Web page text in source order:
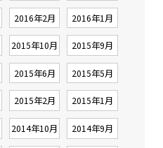
2016年2月 2016年1月
2015年10月 2015年9月
2015年6月 2015年5月
2015年2月 2015年1月
2014年10月 2014年9月